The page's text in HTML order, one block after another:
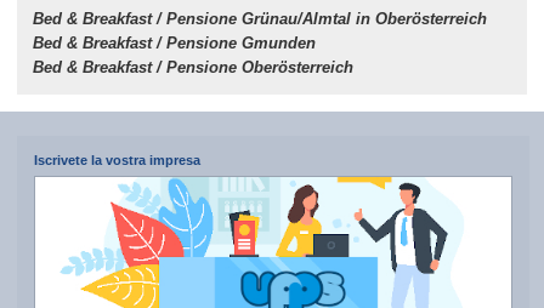
Bed & Breakfast / Pensione Grünau/Almtal in Oberösterreich
Bed & Breakfast / Pensione Gmunden
Bed & Breakfast / Pensione Oberösterreich
Iscrivete la vostra impresa